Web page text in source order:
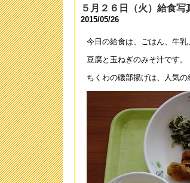
送迎時における附属学校
新型コロナウィルス感
2020年3月10日 16:39
「令和元年度 同窓会 及
保健関係書類の更新につ
2019年11月11日 17:43
本日（10/13）運動会を
2019年10月13日 06:04
５月２６日（火）給食写
2015/05/26
今日の給食は、ごはん、牛乳
豆腐と玉ねぎのみそ汁です。
ちくわの磯部揚げは、人気の